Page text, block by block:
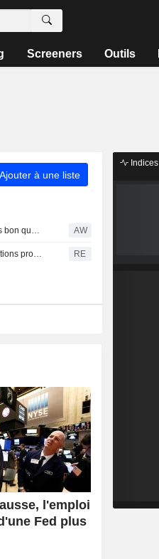
Screeners Outils
Ajouter à une liste
Emploi américain moins bon que prévu, les Bourses en hausse AW
Wall Street et les obligations progressent après un rapport sur l'emploi décevant ; le yen rebondit RE
l'emploi
Fed plus
Indices